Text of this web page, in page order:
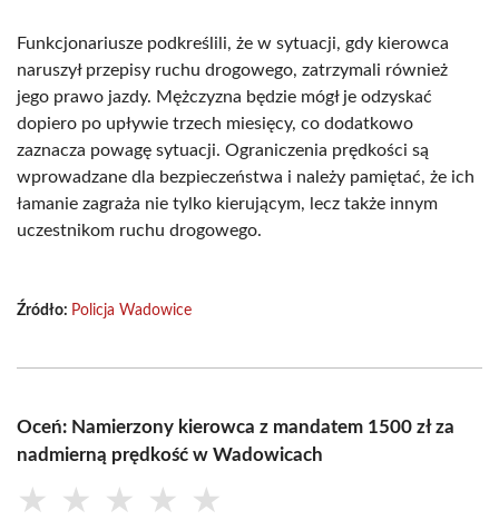
Funkcjonariusze podkreślili, że w sytuacji, gdy kierowca
naruszył przepisy ruchu drogowego, zatrzymali również
jego prawo jazdy. Mężczyzna będzie mógł je odzyskać
dopiero po upływie trzech miesięcy, co dodatkowo
zaznacza powagę sytuacji. Ograniczenia prędkości są
wprowadzane dla bezpieczeństwa i należy pamiętać, że ich
łamanie zagraża nie tylko kierującym, lecz także innym
uczestnikom ruchu drogowego.
Źródło: Policja Wadowice
Oceń: Namierzony kierowca z mandatem 1500 zł za
nadmierną prędkość w Wadowicach
★ ★ ★ ★ ★